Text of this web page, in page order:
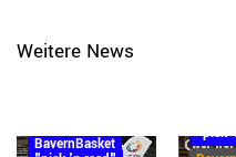
Weitere News
BayernBasket
"pick